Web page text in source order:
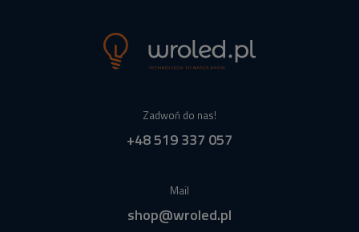
Zadwoń do nas!
+48 519 337 057
Mail
shop@wroled.pl